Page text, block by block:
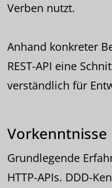
Verben nutzt.
Anhand konkreter
REST-API eine
verständlich für
Vorkenntnisse
Grundlegende
HTTP-APIs. DDD-